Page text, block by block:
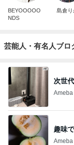
BEYOOOOO
NDS
島倉り
芸能人・有名人ブロ
次世
Ameba
趣味
Ameba